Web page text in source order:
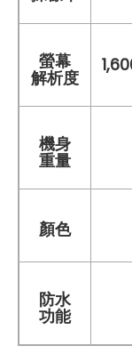
螢幕
解析度
機身
重量
顏色
防水
功能